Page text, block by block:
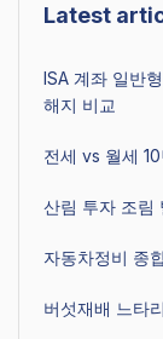
Latest
ISA 계좌 일반
해지 비교
전세 vs 월세
산림 투자 조림
자동차정비 종
버섯재배 느타